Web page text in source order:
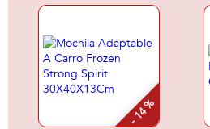
- 14 %